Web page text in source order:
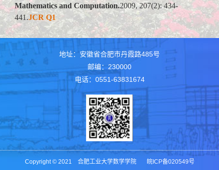
Mathematics and Computation.2009, 207(2): 434-
441.JCR Q1
地址：安徽省合肥市丹霞路485号
邮编：230000
电话：0551-63831674
Copyright © 2021 合肥工业大学数学学院 皖ICP备020549号